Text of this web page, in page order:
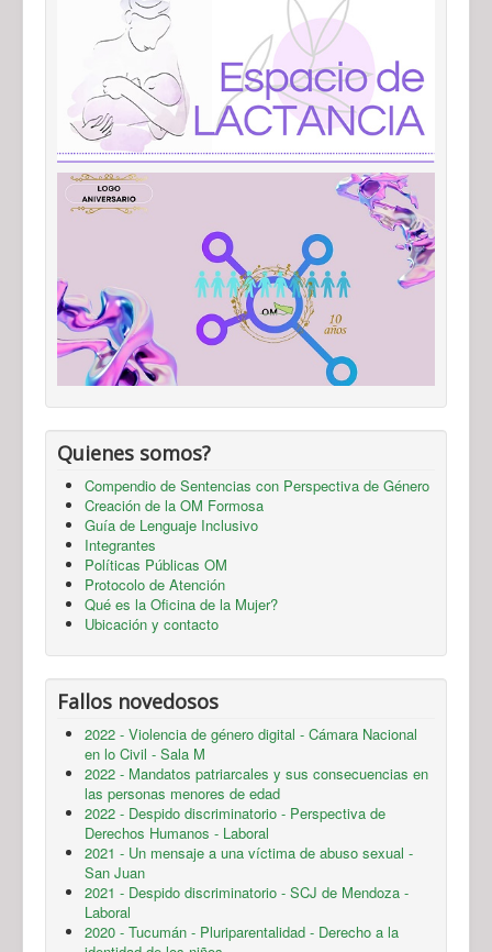
Quienes somos?
Compendio de Sentencias con Perspectiva de Género
Creación de la OM Formosa
Guía de Lenguaje Inclusivo
Integrantes
Políticas Públicas OM
Protocolo de Atención
Qué es la Oficina de la Mujer?
Ubicación y contacto
Fallos novedosos
2022 - Violencia de género digital - Cámara Nacional
en lo Civil - Sala M
2022 - Mandatos patriarcales y sus consecuencias en
las personas menores de edad
2022 - Despido discriminatorio - Perspectiva de
Derechos Humanos - Laboral
2021 - Un mensaje a una víctima de abuso sexual -
San Juan
2021 - Despido discriminatorio - SCJ de Mendoza -
Laboral
2020 - Tucumán - Pluriparentalidad - Derecho a la